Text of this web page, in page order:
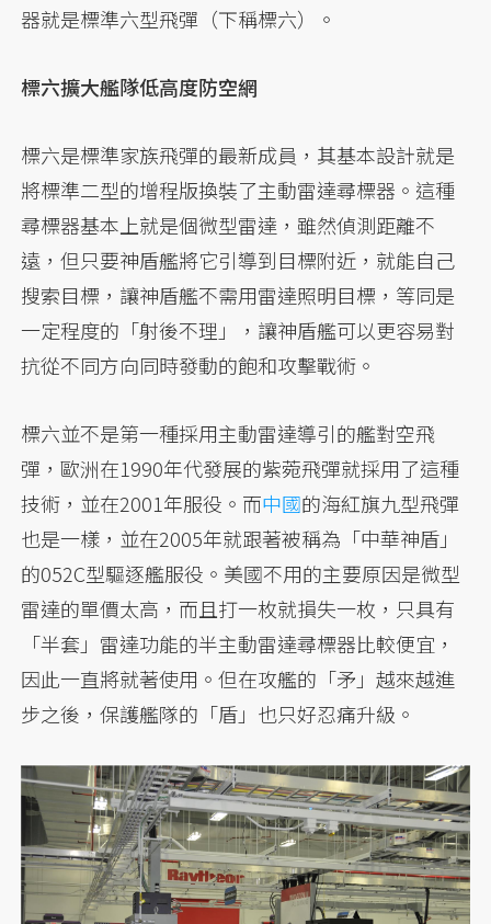
器就是標準六型飛彈（下稱標六）。
標六擴大艦隊低高度防空網
標六是標準家族飛彈的最新成員，其基本設計就是
將標準二型的增程版換裝了主動雷達尋標器。這種
尋標器基本上就是個微型雷達，雖然偵測距離不
遠，但只要神盾艦將它引導到目標附近，就能自己
搜索目標，讓神盾艦不需用雷達照明目標，等同是
一定程度的「射後不理」，讓神盾艦可以更容易對
抗從不同方向同時發動的飽和攻擊戰術。
標六並不是第一種採用主動雷達導引的艦對空飛
彈，歐洲在1990年代發展的紫菀飛彈就採用了這種
技術，並在2001年服役。而中國的海紅旗九型飛彈
也是一樣，並在2005年就跟著被稱為「中華神盾」
的052C型驅逐艦服役。美國不用的主要原因是微型
雷達的單價太高，而且打一枚就損失一枚，只具有
「半套」雷達功能的半主動雷達尋標器比較便宜，
因此一直將就著使用。但在攻艦的「矛」越來越進
步之後，保護艦隊的「盾」也只好忍痛升級。